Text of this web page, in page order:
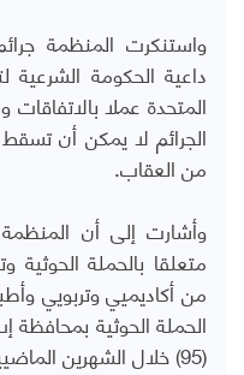
واستنكرت المنظمة
داعية الحكومة
المتحدة عملا
الجرائم لا يمكن أن
من العقاب.
وأشارت إلى أن
من أكاديميي وتربويي
الحملة الحوثية
(95) خلال الشهرين الماضيين.